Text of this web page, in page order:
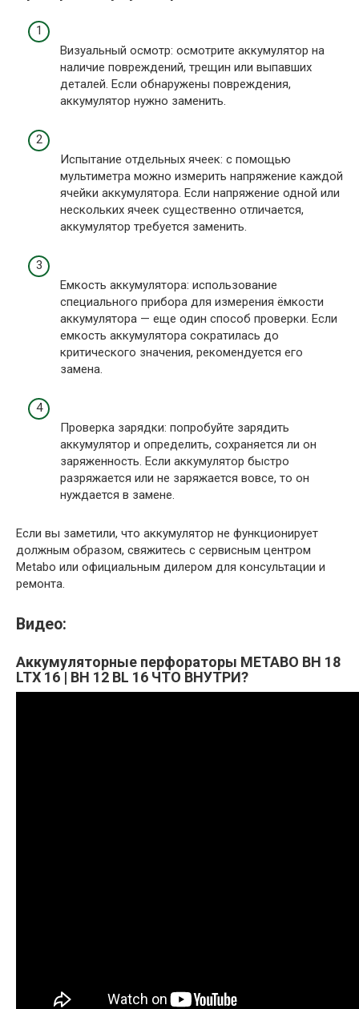
Визуальный осмотр: осмотрите аккумулятор на
наличие повреждений, трещин или выпавших
деталей. Если обнаружены повреждения,
аккумулятор нужно заменить.
Испытание отдельных ячеек: с помощью
мультиметра можно измерить напряжение каждой
ячейки аккумулятора. Если напряжение одной или
нескольких ячеек существенно отличается,
аккумулятор требуется заменить.
Емкость аккумулятора: использование
специального прибора для измерения ёмкости
аккумулятора — еще один способ проверки. Если
емкость аккумулятора сократилась до
критического значения, рекомендуется его
замена.
Проверка зарядки: попробуйте зарядить
аккумулятор и определить, сохраняется ли он
заряженность. Если аккумулятор быстро
разряжается или не заряжается вовсе, то он
нуждается в замене.
Если вы заметили, что аккумулятор не функционирует
должным образом, свяжитесь с сервисным центром
Metabo или официальным дилером для консультации и
ремонта.
Видео:
Аккумуляторные перфораторы METABO BH 18
LTX 16 | BH 12 BL 16 ЧТО ВНУТРИ?